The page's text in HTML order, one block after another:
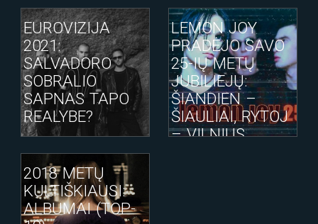
EUROVIZIJA
2021:
SALVADORO
SOBRALIO
SAPNAS TAPO
REALYBE?
LEMON JOY
PRADĖJO SAVO
25-IŲ METŲ
JUBILIEJŲ:
ŠIANDIEN –
ŠIAULIAI, RYTOJ
– VILNIUS
2018 METŲ
KULTIŠKIAUSI:
ALBUMAI (TOP-